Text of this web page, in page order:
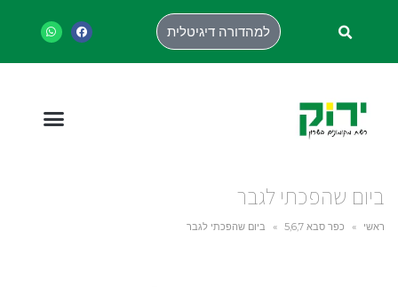
למהדורה דיגיטלית
ביום שהפכתי לגבר
ראשי » כפר סבא 5,6,7 » ביום שהפכתי לגבר